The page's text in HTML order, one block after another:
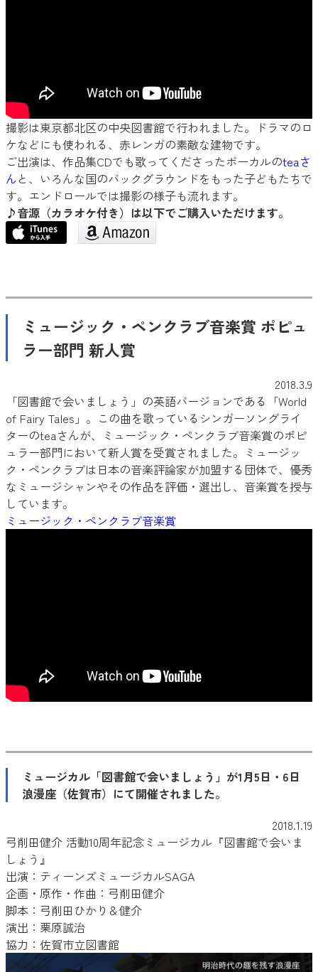
撮影は東京都北区の中央図書館で行われました。ドラマのロ
ケなどにも使われる、赤レンガの素敵な建物です。
ご出演は、作品集CDでも歌ってくださったボーカルのteaさ
ん と、いろんな国のバックグラウンドをもった子どもたちで
す。エンドロールでは撮影の様子も流れます。
♪音源（カラオケ付き）は以下でご購入いただけます。
ミュージック・ペンクラブ音楽賞 ポピュ
ラー部門 新人賞
2018.3.9
「図書館で会いましょう」の英語バージョンである「World
of Fairy Tales」。この曲を歌っているシンガーソングライ
ターのteaさんが、ミュージック・ペンクラブ音楽賞のポピ
ュラー部門において新人賞を受賞されました。ミュージッ
ク・ペンクラブは日本の音楽評論家が加盟する団体で、優秀
なミュージシャンやその作品を評価・選出し、音楽賞を授与
しています。
ミュージック・ペンクラブ音楽賞
ミュージカル「図書館で会いましょう」が1月5日・6日
浪漫座（佐賀市）にて開催されました。
2018.1.19
弓削田健介 活動10周年記念ミュージカル『図書館で会いま
しょう』
出演：ティーンズミュージカルSAGA
企画・原作・作曲：弓削田健介
脚本：弓削田ひかり＆健介
演出：栗原誠治
協力：佐賀市立図書館